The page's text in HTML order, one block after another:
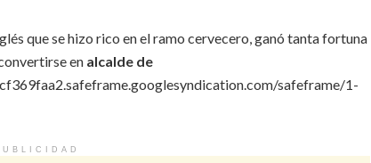
que se hizo rico en el ramo cervecero, ganó tanta fortuna
en alcalde de
safeframe/1-